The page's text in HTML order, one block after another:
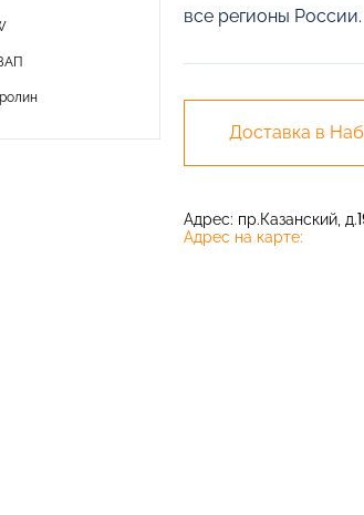
все регионы России.
Доставка в
Адрес: пр.Казанский,
Адрес на карте: